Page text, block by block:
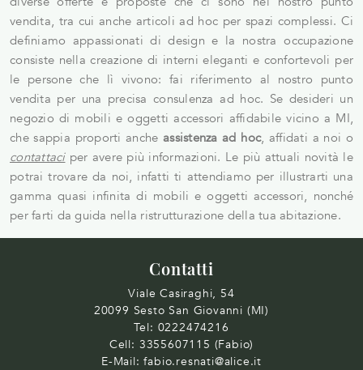
vendita, tra cui anche articoli ad hoc per spazi complessi. Ci
definiamo appassionati di design e la nostra occupazione
consiste nella creazione di interni eleganti e confortevoli per
le persone che lì vivono: fai riferimento al nostro punto
vendita per una precisa consulenza ad hoc. Se desideri un
negozio di mobili e oggetti accessori affidabile vicino a MI,
che sappia proporti anche assistenza ad hoc, affidati a noi o
contattaciper avere più informazioni. Le più attuali novità le
potrai trovare da noi, infatti ti attendiamo per illustrarti una
gamma quasi infinita di mobili e oggetti accessori, nonché
per farti da guida nella ristrutturazione della tua abitazione.
Contatti
Viale Casiraghi, 54
20099 Sesto San Giovanni (MI)
Tel: 0222474216
Cell: 3355607115 (Fabio)
E-Mail: fabio.resnati@alice.it